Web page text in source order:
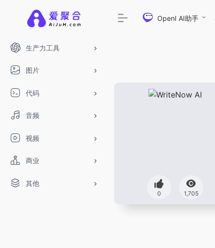
生产力工具
图片
代码
音频
视频
商业
其他
OpenI AI助手
0 1,705